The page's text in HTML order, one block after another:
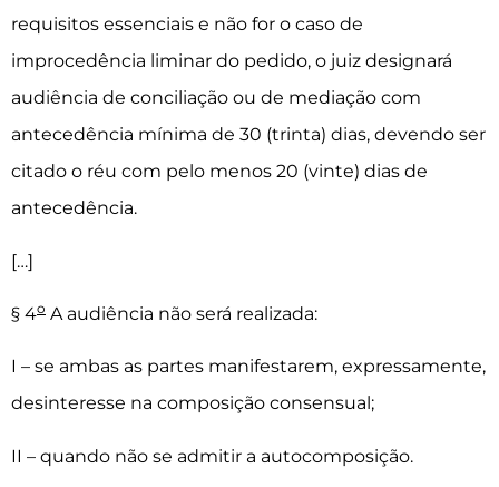
requisitos essenciais e não for o caso de
improcedência liminar do pedido, o juiz designará
audiência de conciliação ou de mediação com
antecedência mínima de 30 (trinta) dias, devendo ser
citado o réu com pelo menos 20 (vinte) dias de
antecedência.
[…]
§ 4o A audiência não será realizada:
I – se ambas as partes manifestarem, expressamente,
desinteresse na composição consensual;
II – quando não se admitir a autocomposição.